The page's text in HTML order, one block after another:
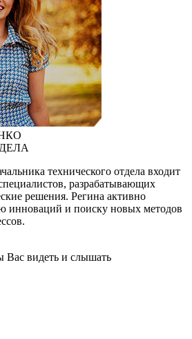
технического отдела входит
разрабатывающих
решения. Регина активно
инноваций и поиску новых методов
Вас видеть и слышать